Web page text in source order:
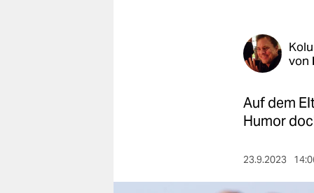
von
Auf dem
Humor
23.9.2023